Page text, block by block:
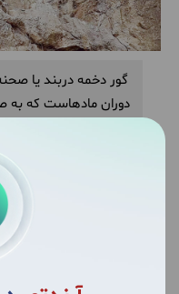
گور دخمه دربند یا
کاروانسرای شاه